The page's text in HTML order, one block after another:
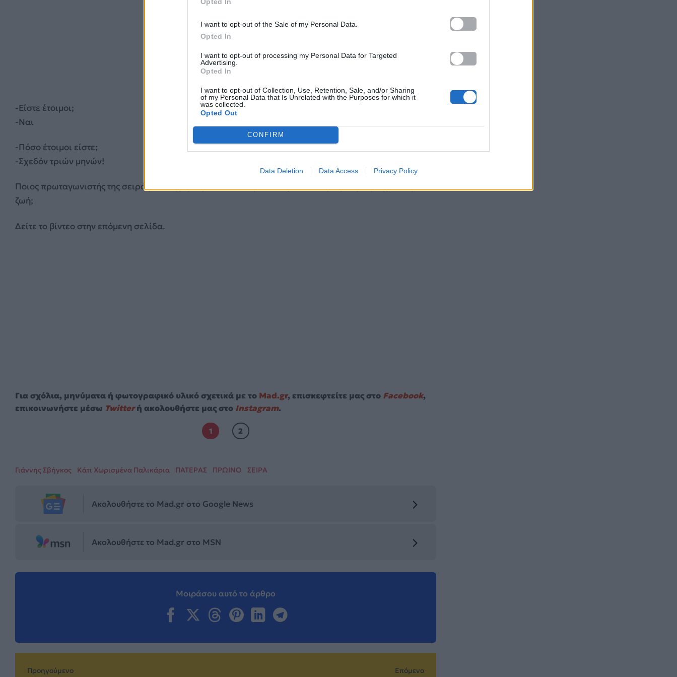
I want to opt-out of the Sale of my Personal Data.
Opted In
I want to opt-out of processing my Personal Data for Targeted
Advertising.
Opted In
I want to opt-out of Collection, Use, Retention, Sale, and/or Sharing
of my Personal Data that Is Unrelated with the Purposes for which it
was collected.
Opted Out
CONFIRM
Data Deletion Data Access Privacy Policy
-Είστε έτοιμοι;
-Ναι
-Πόσο έτοιμοι είστε;
-Σχεδόν τριών μηνών!
Ποιος πρωταγωνιστής της σειράς “Κάτι χωρισμένα παλικάρια” θα γίνει πατέρας στην πραγματική του
ζωή;
Δείτε το βίντεο στην επόμενη σελίδα.
Για σχόλια, μηνύματα ή φωτογραφικό υλικό σχετικά με το Mad.gr, επισκεφτείτε μας στο Facebook,
επικοινωνήστε μέσω Twitterή ακολουθήστε μας στο Instagram.
1 2
Γιάννης Σβήγκος Κάτι Χωρισμένα Παλικάρια ΠΑΤΕΡΑΣ ΠΡΩΙΝΟ ΣΕΙΡΑ
Ακολουθήστε το Mad.gr στο Google News
Ακολουθήστε το Mad.gr στο MSN
Μοιράσου αυτό το άρθρο
Προηγούμενο Επόμενο